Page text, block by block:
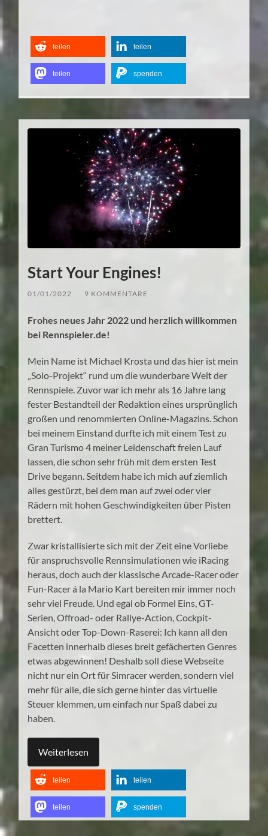
teilen teilen
teilen spenden
Start Your Engines!
01/01/2022 9 KOMMENTARE
Frohes neues Jahr 2022 und herzlich willkommen
bei Rennspieler.de!
Mein Name ist Michael Krosta und das hier ist mein
„Solo-Projekt“ rund um die wunderbare Welt der
Rennspiele. Zuvor war ich mehr als 16 Jahre lang
fester Bestandteil der Redaktion eines ursprünglich
großen und renommierten Online-Magazins. Schon
bei meinem Einstand durfte ich mit einem Test zu
Gran Turismo 4 meiner Leidenschaft freien Lauf
lassen, die schon sehr früh mit dem ersten Test
Drive begann. Seitdem habe ich mich auf ziemlich
alles gestürzt, bei dem man auf zwei oder vier
Rädern mit hohen Geschwindigkeiten über Pisten
brettert.
Zwar kristallisierte sich mit der Zeit eine Vorliebe
für anspruchsvolle Rennsimulationen wie iRacing
heraus, doch auch der klassische Arcade-Racer oder
Fun-Racer á la Mario Kart bereiten mir immer noch
sehr viel Freude. Und egal ob Formel Eins, GT-
Serien, Offroad- oder Rallye-Action, Cockpit-
Ansicht oder Top-Down-Raserei: Ich kann all den
Facetten innerhalb dieses breit gefächerten Genres
etwas abgewinnen! Deshalb soll diese Webseite
nicht nur ein Ort für Simracer werden, sondern viel
mehr für alle, die sich gerne hinter das virtuelle
Steuer klemmen, um einfach nur Spaß dabei zu
haben.
Weiterlesen
teilen teilen
teilen spenden